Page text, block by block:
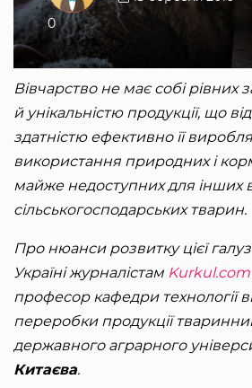
0
Вівчарство не має собі рівних
й унікальністю продукції, що
здатністю ефективно її
використання природних і
майже недоступних для інших
сільськогосподарських тварин.
Про нюанси розвитку цієї
Україні журналістам Kurkul.com
професор кафедри технології
переробки продукції
державного аграрного
Китаєва.